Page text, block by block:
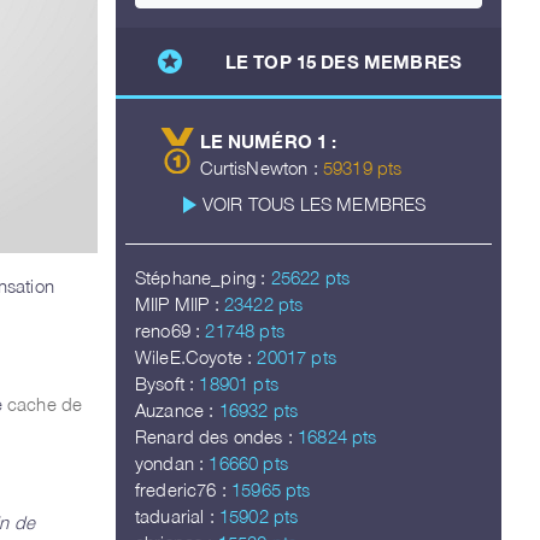
stars LE TOP 15 DES MEMBRES
LE NUMÉRO 1 :
CurtisNewton : 59319 pts
play_arrow VOIR TOUS LES MEMBRES
Stéphane_ping : 25622 pts
MIIP MIIP : 23422 pts
reno69 : 21748 pts
WileE.Coyote : 20017 pts
Bysoft : 18901 pts
Auzance : 16932 pts
Renard des ondes : 16824 pts
yondan : 16660 pts
frederic76 : 15965 pts
taduarial : 15902 pts
cache de
de